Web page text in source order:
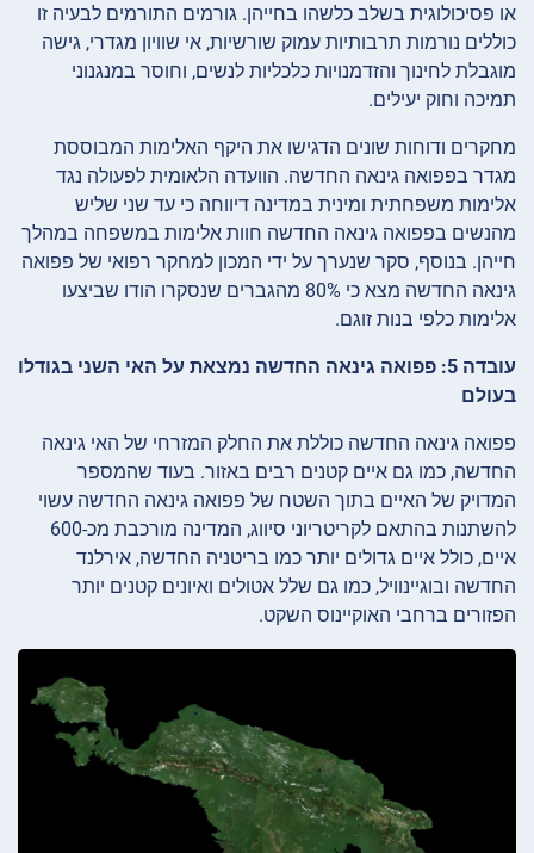
או פסיכולוגית בשלב כלשהו בחייהן. גורמים התורמים לבעיה זו
כוללים נורמות תרבותיות עמוק שורשיות, אי שוויון מגדרי, גישה
מוגבלת לחינוך והזדמנויות כלכליות לנשים, וחוסר במנגנוני
תמיכה וחוק יעילים.
מחקרים ודוחות שונים הדגישו את היקף האלימות המבוססת
מגדר בפפואה גינאה החדשה. הוועדה הלאומית לפעולה נגד
אלימות משפחתית ומינית במדינה דיווחה כי עד שני שליש
מהנשים בפפואה גינאה החדשה חוות אלימות במשפחה במהלך
חייהן. בנוסף, סקר שנערך על ידי המכון למחקר רפואי של פפואה
גינאה החדשה מצא כי 80% מהגברים שנסקרו הודו שביצעו
אלימות כלפי בנות זוגם.
עובדה 5: פפואה גינאה החדשה נמצאת על האי השני בגודלו
בעולם
פפואה גינאה החדשה כוללת את החלק המזרחי של האי גינאה
החדשה, כמו גם איים קטנים רבים באזור. בעוד שהמספר
המדויק של האיים בתוך השטח של פפואה גינאה החדשה עשוי
להשתנות בהתאם לקריטריוני סיווג, המדינה מורכבת מכ-600
איים, כולל איים גדולים יותר כמו בריטניה החדשה, אירלנד
החדשה ובוגיינוויל, כמו גם שלל אטולים ואיונים קטנים יותר
הפזורים ברחבי האוקיינוס השקט.